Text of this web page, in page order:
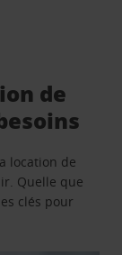
de
location de
Quelle que
clés pour